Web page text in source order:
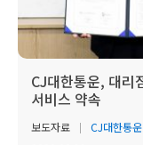
CJ대한통운, 대리
서비스 약속
보도자료
CJ대한통운